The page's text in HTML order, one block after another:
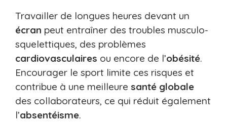
Travailler de longues heures devant un
écran peut entraîner des troubles musculo-
squelettiques, des problèmes
cardiovasculaires ou encore de l’obésité.
Encourager le sport limite ces risques et
contribue à une meilleure santé globale
des collaborateurs, ce qui réduit également
l’absentéisme.